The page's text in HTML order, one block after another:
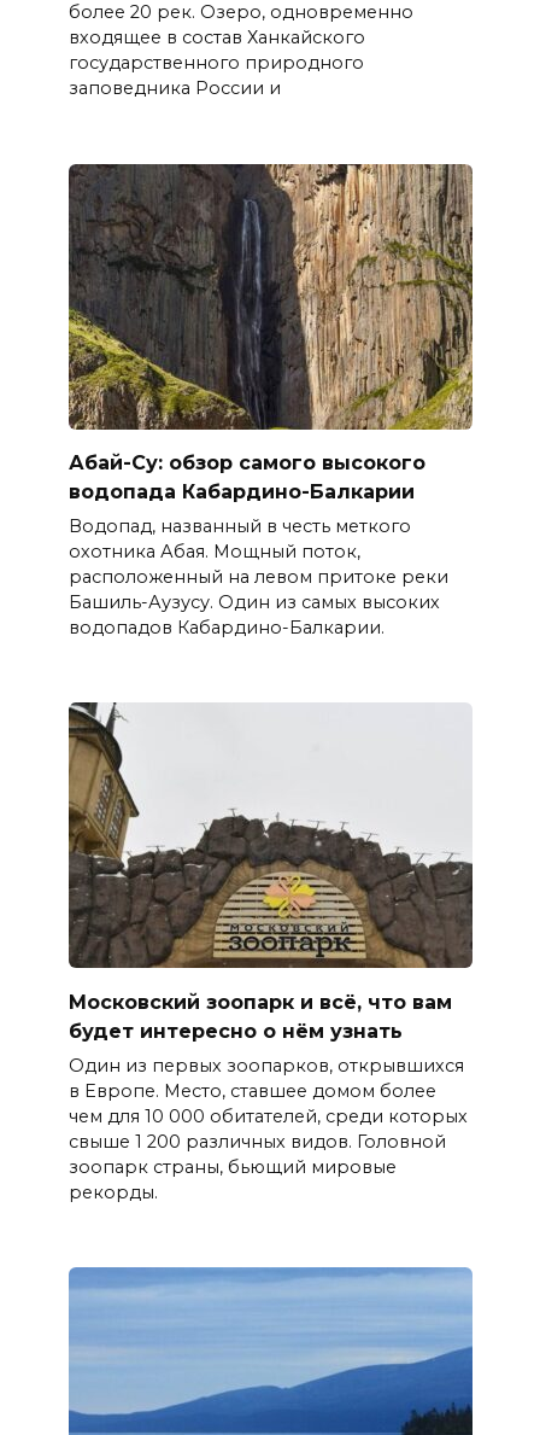
более 20 рек. Озеро, одновременно
входящее в состав Ханкайского
государственного природного
заповедника России и
Абай-Су: обзор самого высокого
водопада Кабардино-Балкарии
Водопад, названный в честь меткого
охотника Абая. Мощный поток,
расположенный на левом притоке реки
Башиль-Аузусу. Один из самых высоких
водопадов Кабардино-Балкарии.
Московский зоопарк и всё, что вам
будет интересно о нём узнать
Один из первых зоопарков, открывшихся
в Европе. Место, ставшее домом более
чем для 10 000 обитателей, среди которых
свыше 1 200 различных видов. Головной
зоопарк страны, бьющий мировые
рекорды.